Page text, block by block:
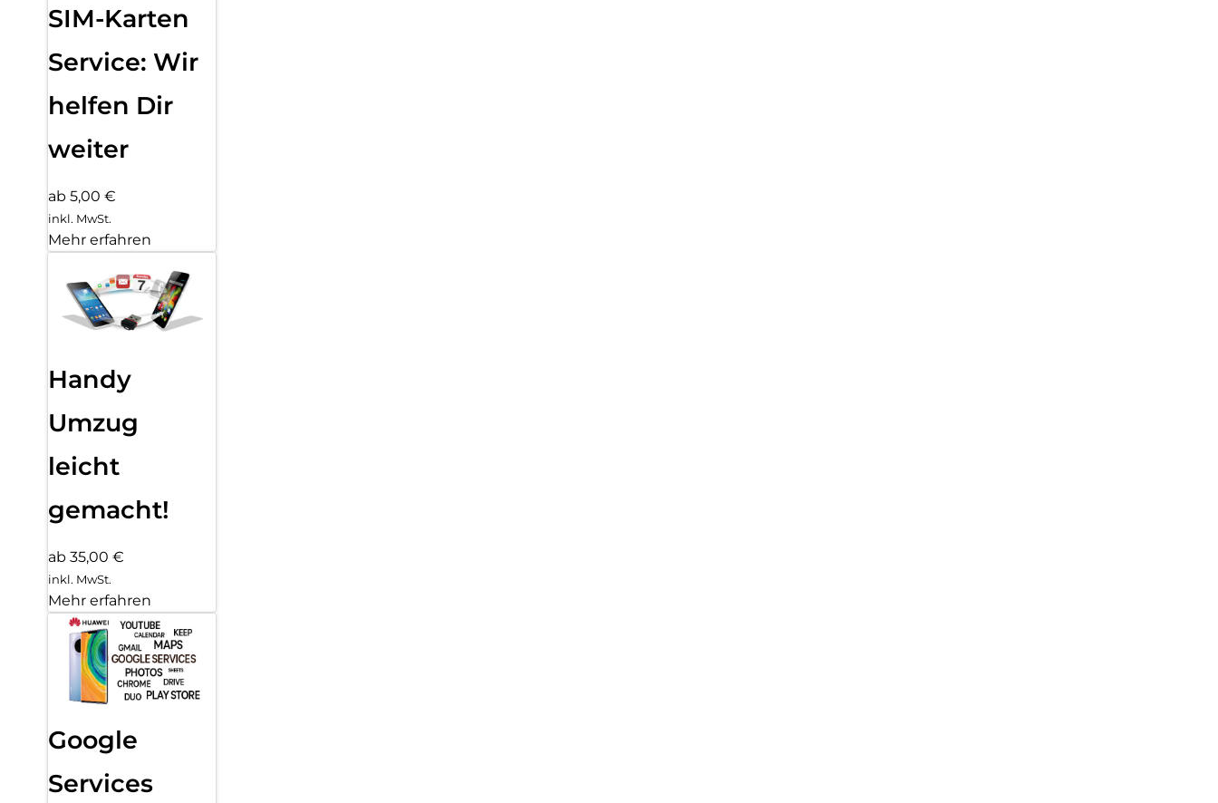
SIM-Karten
Service: Wir
helfen Dir
weiter
ab 5,00 €
inkl. MwSt.
Mehr erfahren
Handy
Umzug
leicht
gemacht!
ab 35,00 €
inkl. MwSt.
Mehr erfahren
Google
Services